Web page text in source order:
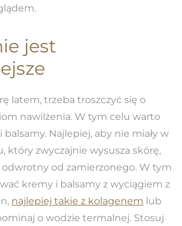
jest
latem, trzeba troszczyć się o
nawilżenia. W tym celu warto
Najlepiej, aby nie miały w
który zwyczajnie wysusza skórę,
odwrotny od zamierzonego. W tym
kremy i balsamy z wyciągiem z
najlepiej takie z kolagenem lub
o wodzie termalnej. Stosuj